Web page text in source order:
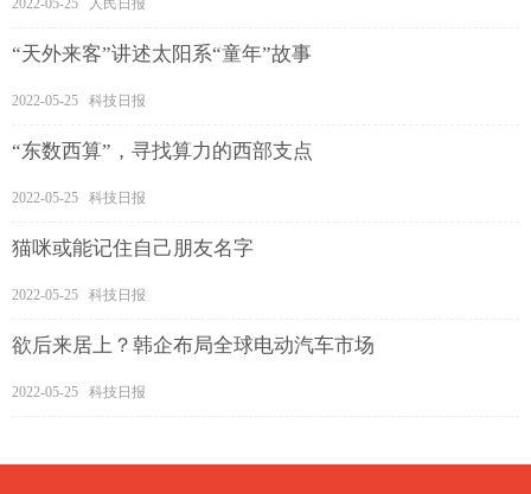
2022-05-25 人民日报
“天外来客”讲述太阳系“童年”故事
2022-05-25 科技日报
“东数西算”，寻找算力的西部支点
2022-05-25 科技日报
猫咪或能记住自己朋友名字
2022-05-25 科技日报
欲后来居上？韩企布局全球电动汽车市场
2022-05-25 科技日报